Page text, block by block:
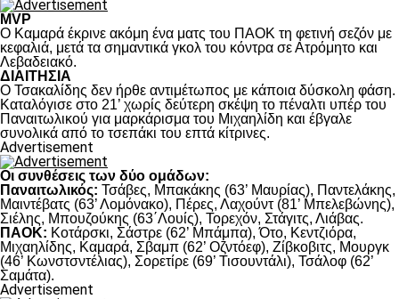
MVP
Ο Καμαρά έκρινε ακόμη ένα ματς του ΠΑΟΚ τη φετινή σεζόν με
κεφαλιά, μετά τα σημαντικά γκολ του κόντρα σε Ατρόμητο και
Λεβαδειακό.
ΔΙΑΙΤΗΣΙΑ
Ο Τσακαλίδης δεν ήρθε αντιμέτωπος με κάποια δύσκολη φάση.
Καταλόγισε στο 21’ χωρίς δεύτερη σκέψη το πέναλτι υπέρ του
Παναιτωλικού για μαρκάρισμα του Μιχαηλίδη και έβγαλε
συνολικά από το τσεπάκι του επτά κίτρινες.
Advertisement
Οι συνθέσεις των δύο ομάδων:
Παναιτωλικός: Τσάβες, Μπακάκης (63’ Μαυρίας), Παντελάκης,
Μαιντέβατς (63’ Λομόνακο), Πέρες, Λαχούντ (81’ Μπελεβώνης),
Σιέλης, Μπουζούκης (63΄Λουίς), Τορεχόν, Στάγιτς, Λιάβας.
ΠΑΟΚ: Κοτάρσκι, Σάστρε (62’ Μπάμπα), Ότο, Κεντζιόρα,
Μιχαηλίδης, Καμαρά, Σβαμπ (62’ Οζντόεφ), Ζίβκοβιτς, Μουργκ
(46’ Κωνστσντέλιας), Σορετίρε (69’ Τισουντάλι), Τσάλοφ (62’
Σαμάτα).
Advertisement